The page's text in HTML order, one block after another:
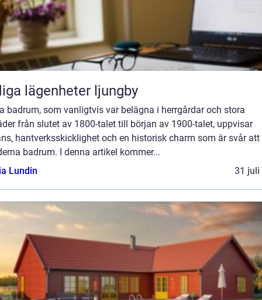
lägenheter ljungby
badrum, som vanligtvis var belägna i herrgårdar och stora
från slutet av 1800-talet till början av 1900-talet, uppvisar
hantverksskicklighet och en historisk charm som är svår
badrum. I denna artikel kommer...
Lundin
31 juli